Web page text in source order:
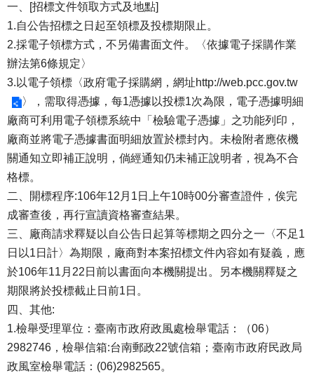
一、[招標文件領取方式及地點]
1.自公告招標之日起至領標及投標期限止。
2.採電子領標方式，不另備書面文件。〈依據電子採購作業
辦法第6條規定〉
3.以電子領標〈政府電子採購網，網址http://web.pcc.gov.tw
〉，需取得憑據，每1憑據以投標1次為限，電子憑據明細
廠商可利用電子領標系統中「檢驗電子憑據」之功能列印，
廠商並將電子憑據書面明細放置於標封內。未檢附者應依機
關通知立即補正說明，倘經通知仍未補正說明者，視為不合
格標。
二、開標程序:106年12月1日上午10時00分審查證件，俟完
成審查後，再行宣讀資格審查結果。
三、廠商請求釋疑以自公告日起算等標期之四分之一〈不足1
日以1日計〉為期限，廠商對本案招標文件內容如有疑義，應
於106年11月22日前以書面向本機關提出。另本機關釋疑之
期限將於投標截止日前1日。
四、其他:
1.檢舉受理單位：臺南市政府政風處檢舉電話：（06）
2982746，檢舉信箱:台南郵政22號信箱；臺南市政府民政局
政風室檢舉電話：(06)2982565。